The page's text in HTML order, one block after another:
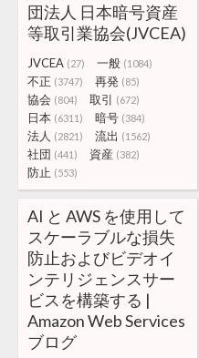
団法人 日本暗号資産
等取引業協会(JVCEA)
JVCEA (27) 一般 (1084)
不正 (3747) 再発 (85)
協会 (804) 取引 (672)
日本 (6311) 暗号 (384)
法人 (2821) 流出 (1562)
社団 (441) 資産 (382)
防止 (553)
AI と AWS を使用して
スケーラブルな損失
防止およびビデオイ
ンテリジェンスサー
ビスを構築する |
Amazon Web Services
ブログ